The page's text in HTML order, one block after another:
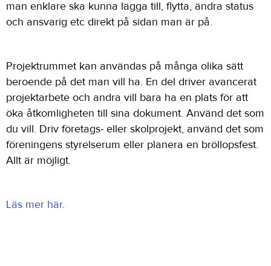
man enklare ska kunna lägga till, flytta, ändra status
och ansvarig etc direkt på sidan man är på.
Projektrummet kan användas på många olika sätt
beroende på det man vill ha. En del driver avancerat
projektarbete och andra vill bara ha en plats för att
öka åtkomligheten till sina dokument. Använd det som
du vill. Driv företags- eller skolprojekt, använd det som
föreningens styrelserum eller planera en bröllopsfest.
Allt är möjligt.
Läs mer här.